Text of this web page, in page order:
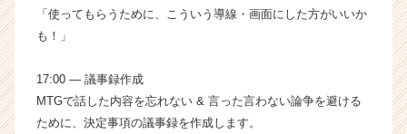
h
C
a
「使ってもらうために、こういう導線・画面にした方がいいか
も！」
17:00 ― 議事録作成
MTGで話した内容を忘れない & 言った言わない論争を避ける
ために、決定事項の議事録を作成します。